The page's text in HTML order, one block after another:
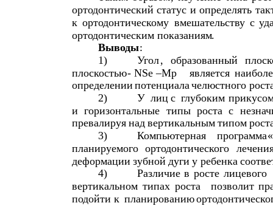
ортодонтический статус и определять
к ортодонтическому вмешательству с
ортодонтическим показаниям.
Выводы
1)
Угол, образованный
плоскостью- NSe –Mp является
определении потенциалачелюстного
2)
У лиц с глубоким
и горизонтальные типы роста с
превалируя над вертикальным типом
3)
Компьютерная программа
планируемого ортодонтического
деформации зубной дуги у ребенка
4)
Различие в росте лицевого
вертикальном типах роста позволит
подойти к планированию